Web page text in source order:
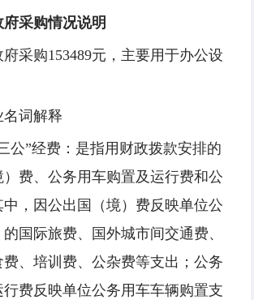
府采购情况说明
府采购153489元，主要用于办公设
名词解释
公”经费：是指用财政拨款安排的
）费、公务用车购置及运行费和公
，因公出国（境）费反映单位公
国际旅费、国外城市间交通费、
、培训费、公杂费等支出；公务
费反映单位公务用车车辆购置支